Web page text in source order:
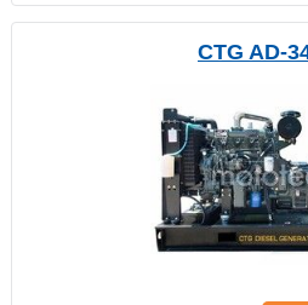
CTG AD-